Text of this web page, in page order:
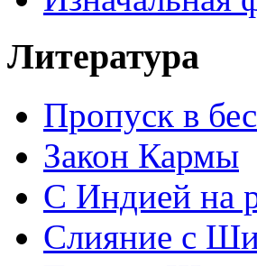
Литература
Пропуск в
Закон Кармы
С Индией на
Слияние с